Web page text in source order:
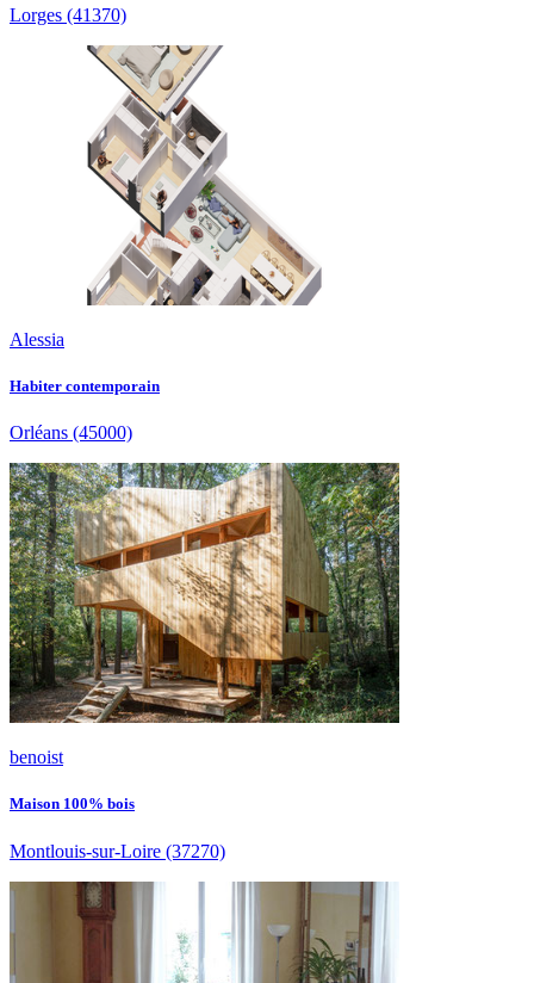
Lorges (41370)
Alessia
Habiter contemporain
Orléans (45000)
benoist
Maison 100% bois
Montlouis-sur-Loire (37270)